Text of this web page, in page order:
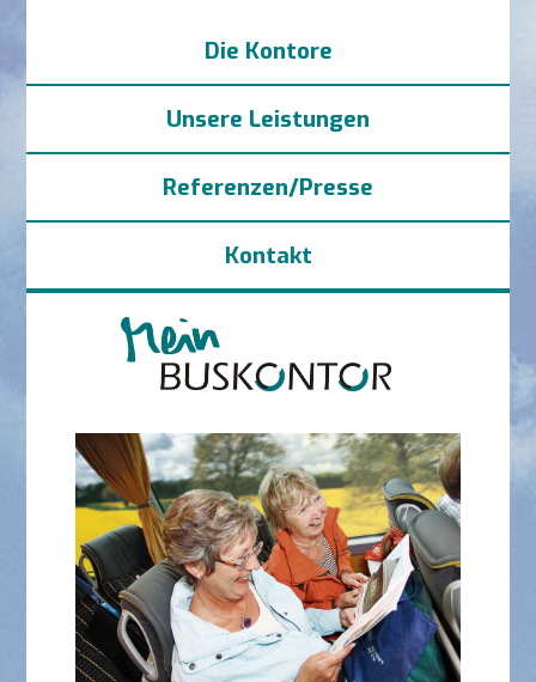
Die Kontore
Unsere Leistungen
Referenzen/Presse
Kontakt